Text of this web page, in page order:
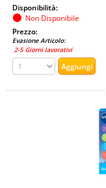
Disponibilità:
Non Disponibile
Prezzo:
Evasione Articolo:
2-5 Giorni lavorativi